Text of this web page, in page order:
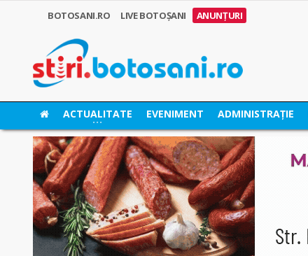
BOTOSANI.RO LIVE BOTOȘANI ANUNȚURI
ACTUALITATE EVENIMENT ADMINISTRAȚIE